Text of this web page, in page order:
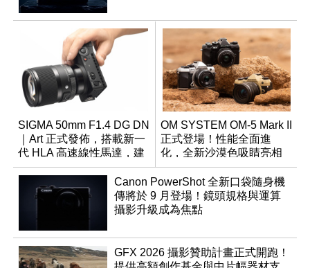
SIGMA 50mm F1.4 DG DN
｜Art 正式發佈，搭載新一
代 HLA 高速線性馬達，建
議售價約 26K
OM SYSTEM OM-5 Mark II
正式登場！性能全面進
化，全新沙漠色吸睛亮相
Canon PowerShot 全新口袋隨身機
傳將於 9 月登場！鏡頭規格與運算
攝影升級成為焦點
GFX 2026 攝影贊助計畫正式開跑！